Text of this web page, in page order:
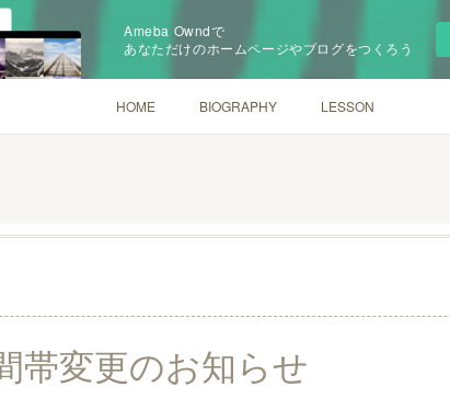
Ameba Owndで
あなただけのホームページやブログをつくろう
HOME BIOGRAPHY LESSON
帯変更のお知らせ